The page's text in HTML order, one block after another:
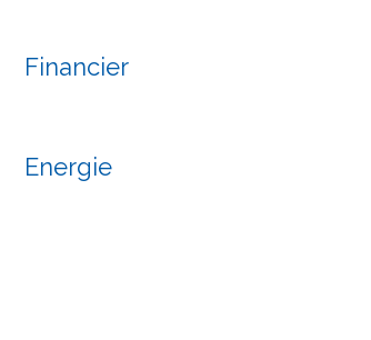
Financier
Energie